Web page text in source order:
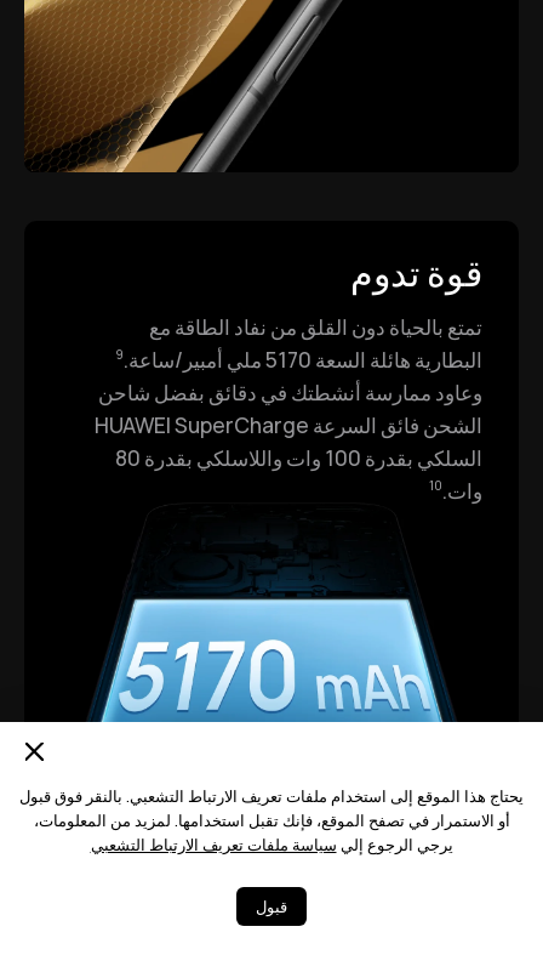
يحتاج هذا الموقع إلى استخدام ملفات تعريف الارتباط التشعبي. بالنقر فوق قبول
أو الاستمرار في تصفح الموقع، فإنك تقبل استخدامها. لمزيد من المعلومات،
يرجي الرجوع إلي سياسة ملفات تعريف الارتباط التشعبي
قبول
قوة تدوم
تمتع بالحياة دون القلق من نفاد الطاقة مع
البطارية هائلة السعة 5170 ملي أمبير/ساعة.
9
وعاود ممارسة أنشطتك في دقائق بفضل شاحن
الشحن فائق السرعة HUAWEI SuperCharge
السلكي بقدرة 100 وات واللاسلكي بقدرة 80
وات.10